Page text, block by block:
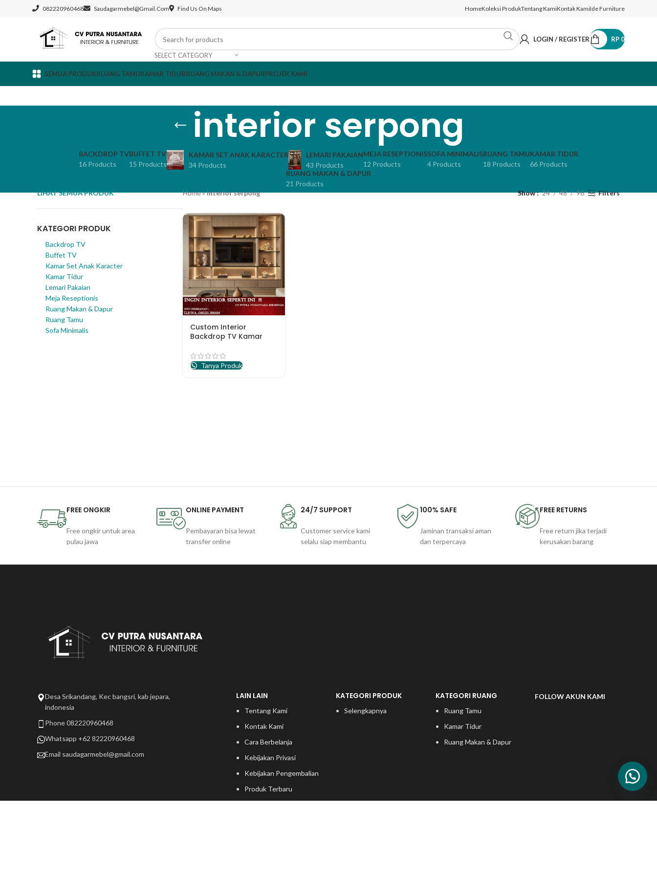
082220960468 Saudagarmebel@gmail.com Find Us On Maps HomeKoleksi ProdukTentang KamiKontak KamiIde Furniture
SELECT CATEGORY
LOGIN / REGISTER RP 0
SEMUA PRODUKRUANG TAMUKAMAR TIDURRUANG MAKAN & DAPURPROJEK KAMI
interior serpong
BACKDROP TV
16 Products
BUFFET TV
15 Products
KAMAR SET ANAK KARACTER
34 Products
LEMARI PAKAIAN
43 Products
MEJA RESEPTIONIS
12 Products
SOFA MINIMALIS
4 Products
RUANG TAMU
18 Products
KAMAR TIDUR
66 Products
RUANG MAKAN & DAPUR
21 Products
LIHAT SEMUA PRODUK
KATEGORI PRODUK
Backdrop TV
Buffet TV
Kamar Set Anak Karacter
Kamar Tidur
Lemari Pakaian
Meja Reseptionis
Ruang Makan & Dapur
Ruang Tamu
Sofa Minimalis
Home»interior serpong Show 24 48 96 Filters
Custom Interior
Backdrop TV Kamar
Tanya Produk
FREE ONGKIR
Free ongkir untuk area
pulau jawa
ONLINE PAYMENT
Pembayaran bisa lewat
transfer online
24/7 SUPPORT
Customer service kami
selalu siap membantu
100% SAFE
Jaminan transaksi aman
dan terpercaya
FREE RETURNS
Free return jika terjadi
kerusakan barang
Desa Srikandang, Kec bangsri, kab jepara,
indonesia
Phone 082220960468
Whatsapp +62 82220960468
Email saudagarmebel@gmail.com
LAIN LAIN
Tentang Kami
Kontak Kami
Cara Berbelanja
Kebijakan Privasi
Kebijakan Pengembalian
Produk Terbaru
KATEGORI PRODUK
Selengkapnya
KATEGORI RUANG
Ruang Tamu
Kamar Tidur
Ruang Makan & Dapur
FOLLOW AKUN KAMI